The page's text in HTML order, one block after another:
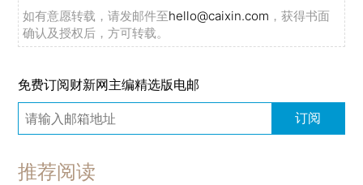
如有意愿转载，请发邮件至hello@caixin.com ，获得书面
确认及授权后，方可转载。
免费订阅财新网主编精选版电邮
订阅
推荐阅读